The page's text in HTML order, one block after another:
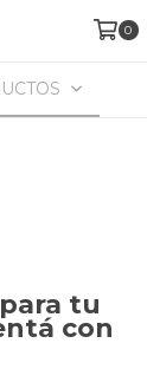
0
tu
con